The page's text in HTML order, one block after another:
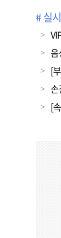
# 실
[
[